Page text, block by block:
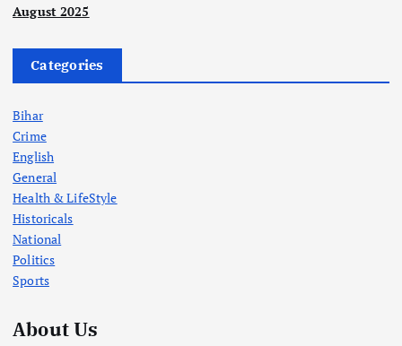
August 2025
Categories
Bihar
Crime
English
General
Health & LifeStyle
Historicals
National
Politics
Sports
About Us